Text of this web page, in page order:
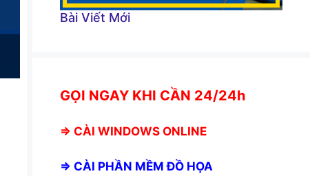
Bài Viết Mới
GỌI NGAY KHI CẦN 24/24h
⇒ CÀI WINDOWS ONLINE
⇒ CÀI PHẦN MỀM ĐỒ HỌA